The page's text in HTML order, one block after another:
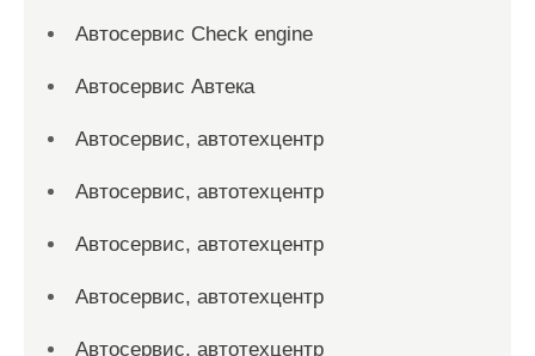
Автосервис Check engine
Автосервис Автека
Автосервис, автотехцентр
Автосервис, автотехцентр
Автосервис, автотехцентр
Автосервис, автотехцентр
Автосервис, автотехцентр